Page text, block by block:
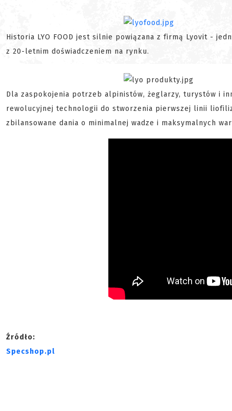
Historia LYO FOOD jest silnie powiązana z firmą Lyovit -
z 20-letnim doświadczeniem na rynku.
Dla zaspokojenia potrzeb alpinistów, żeglarzy, turystów i
rewolucyjnej technologii do stworzenia pierwszej linii
zbilansowane dania o minimalnej wadze i maksymalnych
Źródło:
Specshop.pl